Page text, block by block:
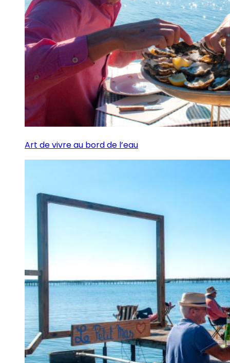
Art de vivre au bord de l’eau